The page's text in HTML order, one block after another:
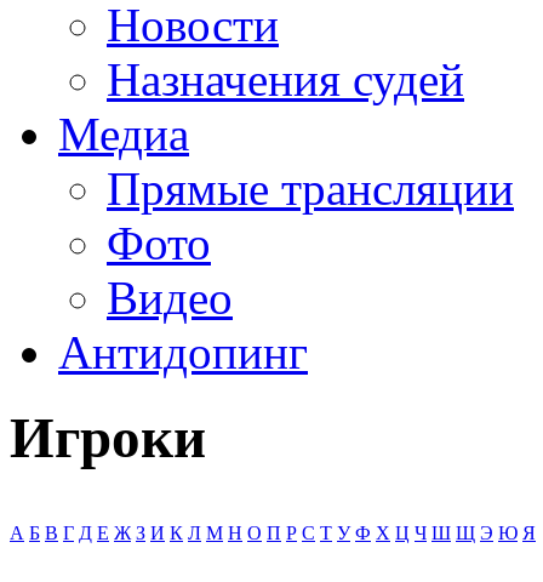
Новости
Назначения судей
Медиа
Прямые трансляции
Фото
Видео
Антидопинг
Игроки
А Б В Г Д Е Ж З И К Л М Н О П Р С Т У Ф Х Ц Ч Ш Щ Э Ю Я